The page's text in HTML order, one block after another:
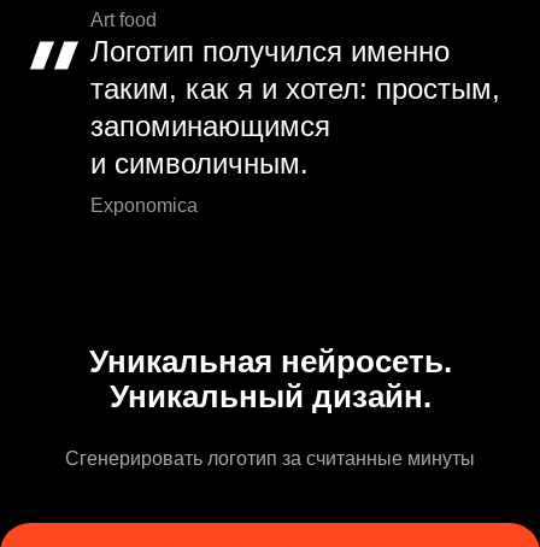
Art food
Логотип получился именно
таким, как я и хотел: простым,
запоминающимся
и символичным.
Exponomica
Уникальная нейросеть.
Уникальный дизайн.
Сгенерировать логотип за считанные минуты